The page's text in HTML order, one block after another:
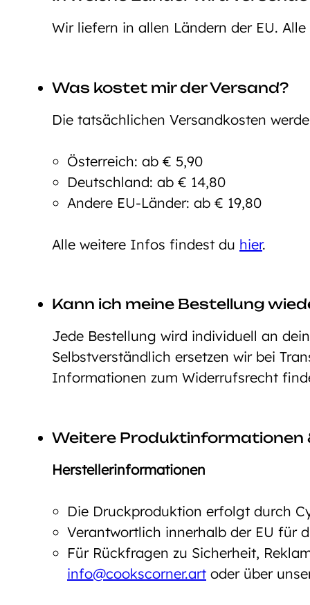
Wir liefern in allen Ländern der EU.
Was kostet mir der Versand?
Die tatsächlichen Versandkosten
Österreich: ab € 5,90
Deutschland: ab € 14,80
Andere EU-Länder: ab € 19,80
Alle weitere Infos findest du hier.
Kann ich meine Bestellung
Jede Bestellung wird individuell an
Selbstverständlich ersetzen wir bei
Informationen zum Widerrufsrecht
Weitere Produktinformationen
Herstellerinformationen
Die Druckproduktion erfolgt durch
Verantwortlich innerhalb der EU für
Für Rückfragen zu Sicherheit,
info@cookscorner.art oder über